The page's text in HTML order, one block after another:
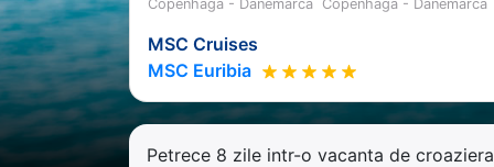
Copenhaga - Danemarca Copenhaga - Danemarca
MSC Cruises
MSC Euribia
Petrece 8 zile intr-o vacanta de croaziera